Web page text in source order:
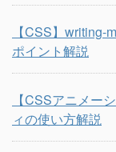
【CSS】writing-
ポイント解説
【CSSアニメー
ィの使い方解説